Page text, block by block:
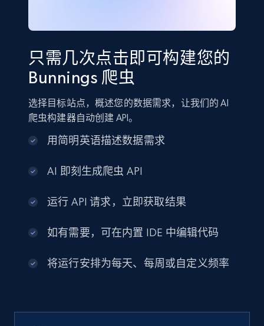
只需几次点击即可构建您的
Bunnings 爬虫
选择目标站点，概述您的数据需求，让我们的 AI
爬虫构建器自动创建 API。
用简明英语描述数据需求
AI 即刻生成爬虫 API
运行 API 请求，立即获取结果
如有需要，可在内置 IDE 中编辑代码
将运行安排为每天、每周或自定义频率